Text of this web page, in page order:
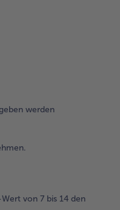
werden
von 7 bis 14 den